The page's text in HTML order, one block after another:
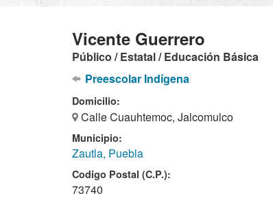
Vicente Guerrero
Público / Estatal / Educación Básica
Preescolar Indígena
Domicilio:
Calle Cuauhtemoc, Jalcomulco
Municipio:
Zautla, Puebla
Codigo Postal (C.P.):
73740